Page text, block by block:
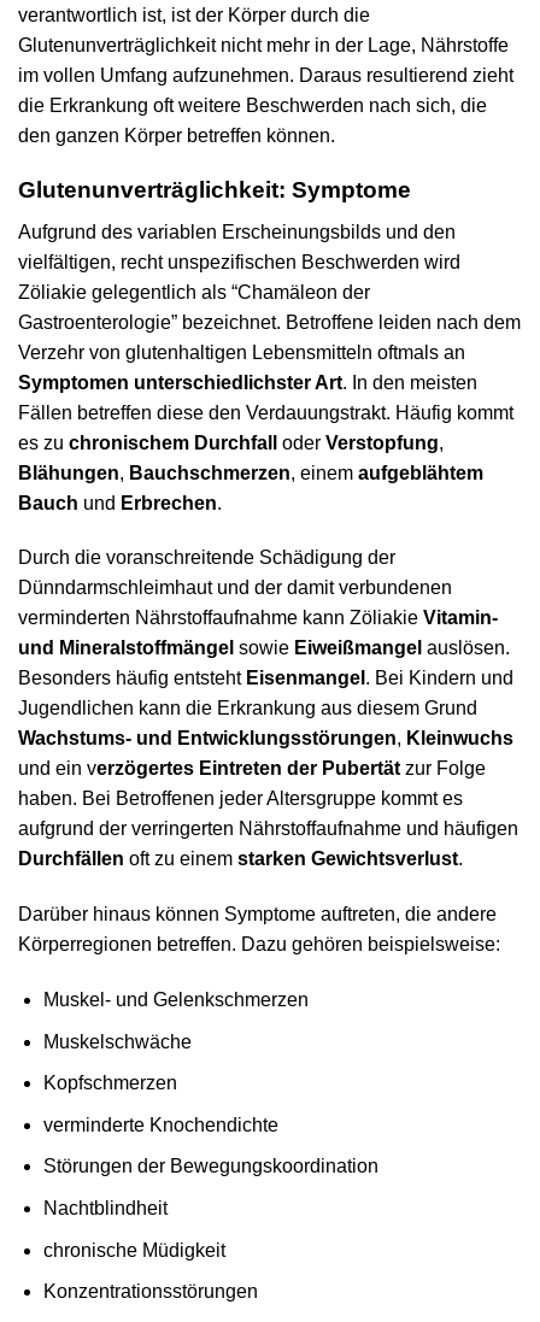
verantwortlich ist, ist der Körper durch die
Glutenunverträglichkeit nicht mehr in der Lage, Nährstoffe
im vollen Umfang aufzunehmen. Daraus resultierend zieht
die Erkrankung oft weitere Beschwerden nach sich, die
den ganzen Körper betreffen können.
Glutenunverträglichkeit: Symptome
Aufgrund des variablen Erscheinungsbilds und den
vielfältigen, recht unspezifischen Beschwerden wird
Zöliakie gelegentlich als “Chamäleon der
Gastroenterologie” bezeichnet. Betroffene leiden nach dem
Verzehr von glutenhaltigen Lebensmitteln oftmals an
Symptomen unterschiedlichster Art. In den meisten
Fällen betreffen diese den Verdauungstrakt. Häufig kommt
es zu chronischem Durchfall oder Verstopfung,
Blähungen, Bauchschmerzen, einem aufgeblähtem
Bauch und Erbrechen.
Durch die voranschreitende Schädigung der
Dünndarmschleimhaut und der damit verbundenen
verminderten Nährstoffaufnahme kann Zöliakie Vitamin-
und Mineralstoffmängel sowie Eiweißmangel auslösen.
Besonders häufig entsteht Eisenmangel . Bei Kindern und
Jugendlichen kann die Erkrankung aus diesem Grund
Wachstums- und Entwicklungsstörungen, Kleinwuchs
und ein verzögertes Eintreten der Pubertätzur Folge
haben. Bei Betroffenen jeder Altersgruppe kommt es
aufgrund der verringerten Nährstoffaufnahme und häufigen
Durchfällen oft zu einem starken Gewichtsverlust.
Darüber hinaus können Symptome auftreten, die andere
Körperregionen betreffen. Dazu gehören beispielsweise:
Muskel- und Gelenkschmerzen
Muskelschwäche
Kopfschmerzen
verminderte Knochendichte
Störungen der Bewegungskoordination
Nachtblindheit
chronische Müdigkeit
Konzentrationsstörungen